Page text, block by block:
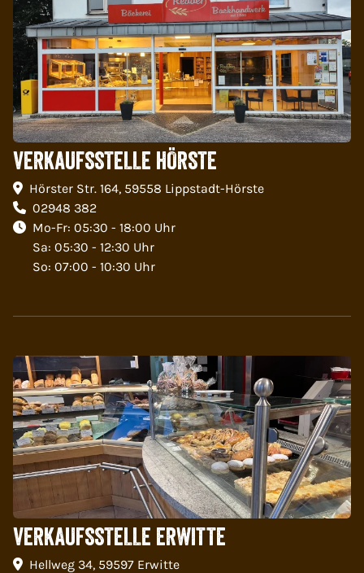
VERKAUFSSTELLE HÖRSTE
Hörster Str. 164, 59558 Lippstadt-Hörste
02948 382
Mo-Fr: 05:30 - 18:00 Uhr
Sa: 05:30 - 12:30 Uhr
So: 07:00 - 10:30 Uhr
VERKAUFSSTELLE ERWITTE
Hellweg 34, 59597 Erwitte